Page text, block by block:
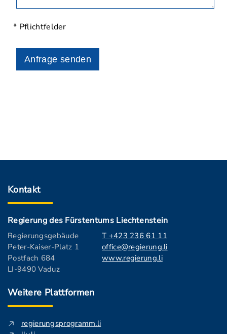
* Pflichtfelder
Anfrage senden
Kontakt
Regierung des Fürstentums Liechtenstein
Regierungsgebäude
Peter-Kaiser-Platz 1
Postfach 684
LI-9490 Vaduz
T +423 236 61 11
office@regierung.li
www.regierung.li
Weitere Plattformen
regierungsprogramm.li